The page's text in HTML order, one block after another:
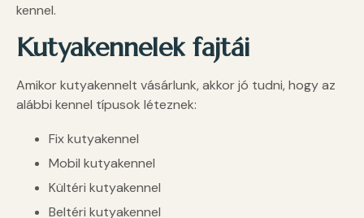
kennel.
Kutyakennelek fajtái
Amikor kutyakennelt vásárlunk, akkor jó tudni, hogy az
alábbi kennel típusok léteznek:
Fix kutyakennel
Mobil kutyakennel
Kültéri kutyakennel
Beltéri kutyakennel